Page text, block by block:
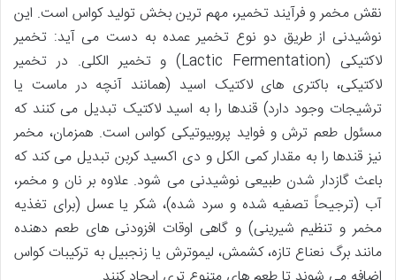
نقش مخمر و فرآیند تخمیر، مهم ترین بخش تولید کواس است. این
نوشیدنی از طریق دو نوع تخمیر عمده به دست می آید: تخمیر
لاکتیکی (Lactic Fermentation) و تخمیر الکلی. در تخمیر
لاکتیکی، باکتری های لاکتیک اسید (همانند آنچه در ماست یا
ترشیجات وجود دارد) قندها را به اسید لاکتیک تبدیل می کنند که
مسئول طعم ترش و فواید پروبیوتیکی کواس است. همزمان، مخمر
نیز قندها را به مقدار کمی الکل و دی اکسید کربن تبدیل می کند که
باعث گازدار شدن طبیعی نوشیدنی می شود. علاوه بر نان و مخمر،
آب (ترجیحاً تصفیه شده و سرد شده)، شکر یا عسل (برای تغذیه
مخمر و تنظیم شیرینی) و گاهی اوقات افزودنی های طعم دهنده
مانند برگ نعناع تازه، کشمش، لیموترش یا زنجبیل به ترکیبات کواس